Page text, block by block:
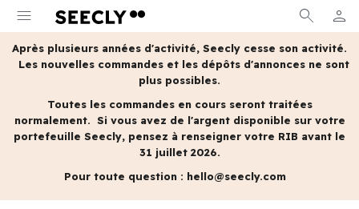
menu search person
MON
Après plusieurs années d'activité, Seecly cesse son activité.
Les nouvelles commandes et les dépôts d'annonces ne sont
plus possibles.
Toutes les commandes en cours seront traitées
normalement. Si vous avez de l'argent disponible sur votre
portefeuille Seecly, pensez à renseigner votre RIB avant le
31 juillet 2026.
Pour toute question : hello@seecly.com